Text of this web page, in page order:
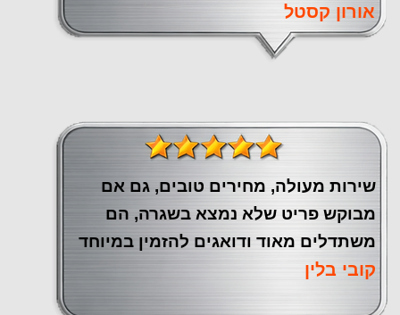
אורון קסטל
שירות מעולה, מחירים טובים, גם אם
מבוקש פריט שלא נמצא בשגרה, הם
משתדלים מאוד ודואגים להזמין במיוחד
קובי בלין